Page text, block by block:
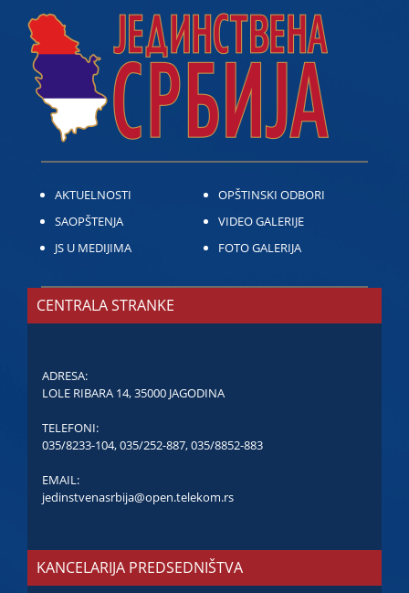
AKTUELNOSTI
SAOPŠTENJA
JS U MEDIJIMA
OPŠTINSKI ODBORI
VIDEO GALERIJE
FOTO GALERIJA
CENTRALA STRANKE
ADRESA:
LOLE RIBARA 14, 35000 JAGODINA
TELEFONI:
035/8233-104,035/252-887,035/8852-883
EMAIL:
jedinstvenasrbija@open.telekom.rs
KANCELARIJA PREDSEDNIŠTVA